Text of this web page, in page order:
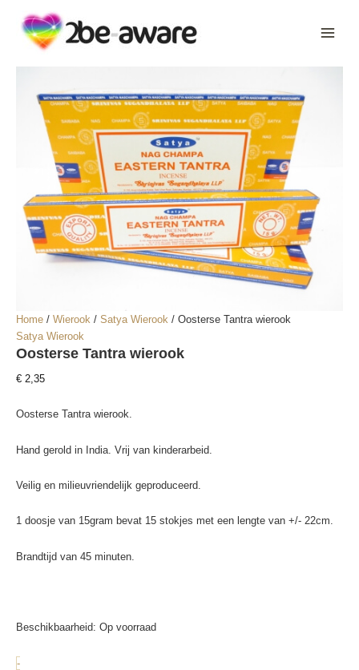
Home / Wierook / Satya Wierook / Oosterse Tantra wierook
Satya Wierook
Oosterse Tantra wierook
€ 2,35
Oosterse Tantra wierook.
Hand gerold in India. Vrij van kinderarbeid.
Veilig en milieuvriendelijk geproduceerd.
1 doosje van 15gram bevat 15 stokjes met een lengte van +/- 22cm.
Brandtijd van 45 minuten.
Beschikbaarheid: Op voorraad
-Oosterse